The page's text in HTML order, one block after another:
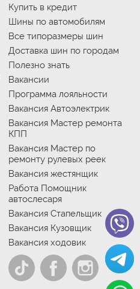
Купить в кредит
Шины по автомобилям
Все типоразмеры шин
Доставка шин по городам
Полезно знать
Вакансии
Программа лояльности
Вакансия Автоэлектрик
Вакансия Мастер ремонта
КПП
Вакансия Мастер по
ремонту рулевых реек
Вакансия жестянщик
Работа Помощник
автослесаря
Вакансия Стапельщик
Вакансия Кузовщик
Вакансия ходовик